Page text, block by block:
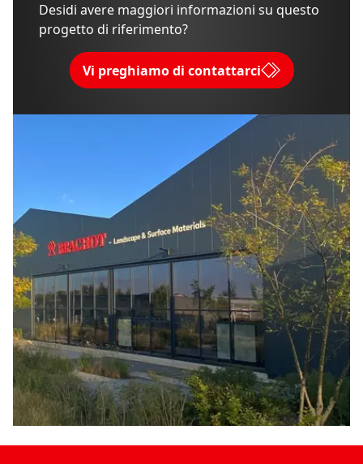
Desidi avere maggiori informazioni su questo
progetto di riferimento?
Vi preghiamo di contattarci